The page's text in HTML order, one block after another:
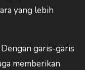
yang lebih
garis-garis
memberikan